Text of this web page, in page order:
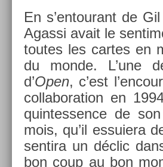
En s’en­tourant de
Agas­si avait le
toutes les car­tes en
du monde. L’une
d’Open, c’est
col­labora­tion en
quin­tess­ence de
mois, qu’il es­suiera
sen­tira un déclic
bon coup au bon